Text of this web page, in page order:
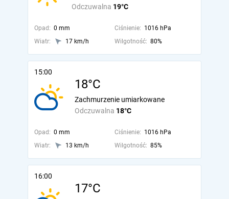
Odczuwalna 19°C
Opad: 0 mm Ciśnienie: 1016 hPa
Wiatr:
17 km/h Wilgotność: 80%
15:00
18°C
Odczuwalna 18°C
Zachmurzenie umiarkowane
Opad: 0 mm Ciśnienie: 1016 hPa
Wiatr:
13 km/h Wilgotność: 85%
16:00
17°C